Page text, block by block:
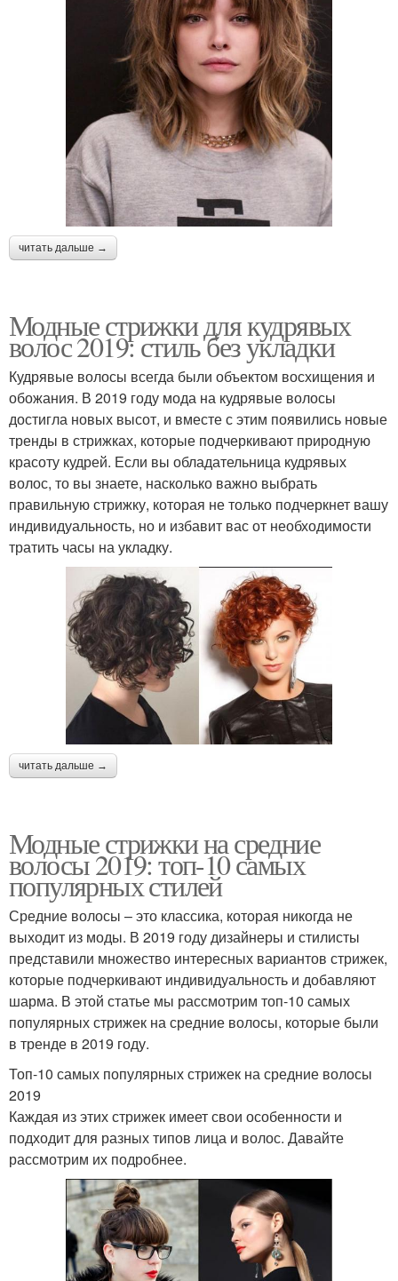
читать дальше →
Модные стрижки для кудрявых
волос 2019: стиль без укладки
Кудрявые волосы всегда были объектом восхищения и
обожания. В 2019 году мода на кудрявые волосы
достигла новых высот, и вместе с этим появились новые
тренды в стрижках, которые подчеркивают природную
красоту кудрей. Если вы обладательница кудрявых
волос, то вы знаете, насколько важно выбрать
правильную стрижку, которая не только подчеркнет вашу
индивидуальность, но и избавит вас от необходимости
тратить часы на укладку.
читать дальше →
Модные стрижки на средние
волосы 2019: топ-10 самых
популярных стилей
Средние волосы – это классика, которая никогда не
выходит из моды. В 2019 году дизайнеры и стилисты
представили множество интересных вариантов стрижек,
которые подчеркивают индивидуальность и добавляют
шарма. В этой статье мы рассмотрим топ-10 самых
популярных стрижек на средние волосы, которые были
в тренде в 2019 году.
Топ-10 самых популярных стрижек на средние волосы
2019
Каждая из этих стрижек имеет свои особенности и
подходит для разных типов лица и волос. Давайте
рассмотрим их подробнее.